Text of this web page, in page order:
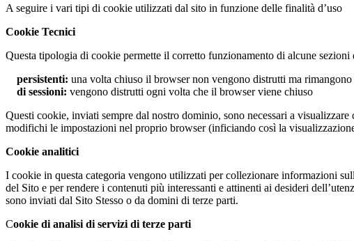
A seguire i vari tipi di cookie utilizzati dal sito in funzione delle finalità d’uso
Cookie Tecnici
Questa tipologia di cookie permette il corretto funzionamento di alcune
persistenti: una volta chiuso il browser non vengono distrutti ma
di sessioni: vengono distrutti ogni volta che il browser viene chiuso
Questi cookie, inviati sempre dal nostro dominio, sono necessari a
modifichi le impostazioni nel proprio browser (inficiando così la
Cookie analitici
I cookie in questa categoria vengono utilizzati per collezionare informazioni
del Sito e per rendere i contenuti più interessanti e attinenti ai desideri
sono inviati dal Sito Stesso o da domini di terze parti.
Cookie di analisi di servizi di terze parti